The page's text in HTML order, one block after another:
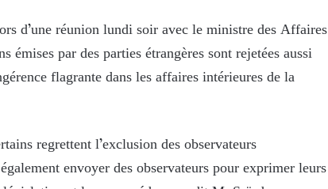
d’une réunion lundi soir avec le ministre des Affaires
par des parties étrangères sont rejetées aussi
flagrante dans les affaires intérieures de la
regrettent l’exclusion des observateurs
envoyer des observateurs pour exprimer leurs